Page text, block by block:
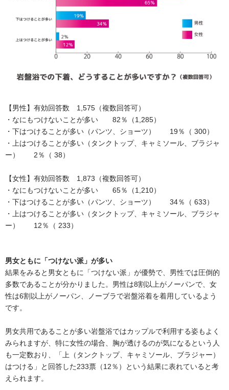
【男性】有効回答数 1,575（複数回答可）
・なにもつけないことが多い 82％（1,285）
・下はつけることが多い（パンツ、ショーツ） 19％（ 300）
・上はつけることが多い（タンクトップ、キャミソール、ブラジャ
ー） 2％（ 38）
【女性】有効回答数 1,873（複数回答可）
・なにもつけないことが多い 65％（1,210）
・下はつけることが多い（パンツ、ショーツ） 34％（ 633）
・上はつけることが多い（タンクトップ、キャミソール、ブラジャ
ー） 12％（ 233）
男女ともに「つけない派」が多い
結果をみると男女ともに「つけない派」が優勢で、男性では圧倒的
多数であることが分かりました。男性は8割以上がノーパンで、女
性は6割以上がノーパン、ノーブラで岩盤浴着を着用しているよう
です。
男女共用であることが多い岩盤浴ではカップルで利用する姿もよく
みられますが、特に女性の場合、胸が透けるのが気になるという人
も一定数おり、「上（タンクトップ、キャミソール、ブラジャー）
はつける」と回答した233票（12％）という結果に表れていると考
えられます。